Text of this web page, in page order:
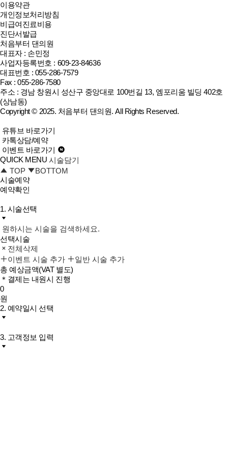
이용약관
개인정보처리방침
비급여진료비용
진단서발급
처음부터 댄의원
대표자 : 손민정
사업자등록번호 : 609-23-84636
대표번호 : 055-286-7579
Fax : 055-286-7580
주소 : 경남 창원시 성산구 중앙대로 100번길 13, 엠포리움 빌딩 402호
(상남동)
Copyright © 2025. 처음부터 댄의원. All Rights Reserved.
유튜브 바로가기
카톡상담/예약
이벤트 바로가기
QUICK MENU 시술담기
TOP
BOTTOM
시술예약
예약확인
1. 시술선택
원하시는 시술을 검색하세요.
선택시술
전체삭제
이벤트 시술 추가
일반 시술 추가
총 예상금액(VAT 별도)
＊결제는 내원시 진행
0
원
2. 예약일시 선택
3. 고객정보 입력